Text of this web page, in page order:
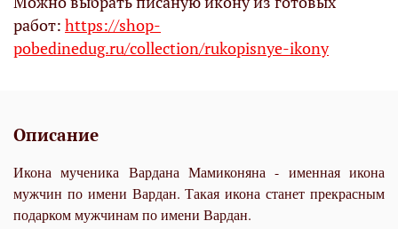
работ: https://shop-
pobedinedug.ru/collection/rukopisnye-ikony
Описание
Икона мученика Вардана Мамиконяна - именная икона
мужчин по имени Вардан. Такая икона станет прекрасным
подарком мужчинам по имени Вардан.